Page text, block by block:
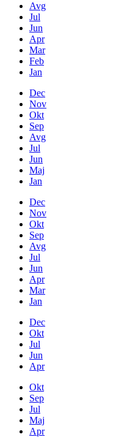
Avg
Jul
Jun
Apr
Mar
Feb
Jan
Dec
Nov
Okt
Sep
Avg
Jul
Jun
Maj
Jan
Dec
Nov
Okt
Sep
Avg
Jul
Jun
Apr
Mar
Jan
Dec
Okt
Jul
Jun
Apr
Okt
Sep
Jul
Maj
Apr